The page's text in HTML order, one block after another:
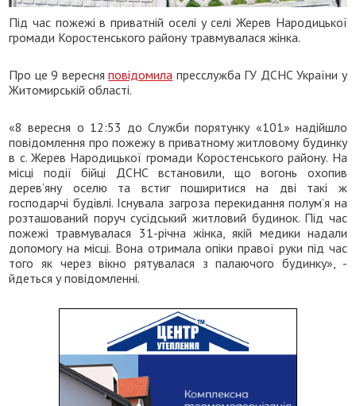
Під час пожежі в приватній оселі у селі Жерев Народицької
громади Коростенського району травмувалася жінка.
Про це 9 вересняповідомила пресслужба ГУ ДСНС України у
Житомирській області.
«8 вересня о 12:53 до Служби порятунку «101» надійшло
повідомлення про пожежу в приватному житловому будинку
в с. Жерев Народицької громади Коростенського району. На
місці події бійці ДСНС встановили, що вогонь охопив
дерев’яну оселю та встиг поширитися на дві такі ж
господарчі будівлі. Існувала загроза перекидання полум’я на
розташований поруч сусідський житловий будинок. Під час
пожежі травмувалася 31-річна жінка, якій медики надали
допомогу на місці. Вона отримала опіки правої руки під час
того як через вікно рятувалася з палаючого будинку», -
йдеться у повідомленні.